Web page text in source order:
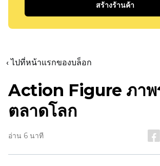
สร้างร้านค้า
‹ ไปที่หน้าแรกของบล็อก
Action Figure ภาพ
ตลาดโลก
อ่าน 6 นาที